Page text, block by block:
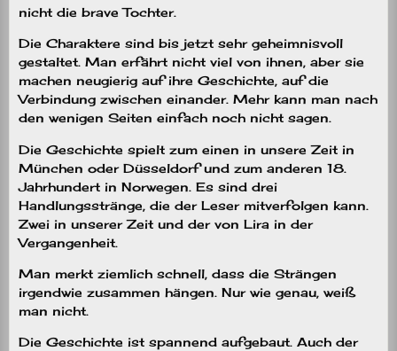
nicht die brave Tochter.
Die Charaktere sind bis jetzt sehr geheimnisvoll
gestaltet. Man erfährt nicht viel von ihnen, aber sie
machen neugierig auf ihre Geschichte, auf die
Verbindung zwischen einander. Mehr kann man nach
den wenigen Seiten einfach noch nicht sagen.
Die Geschichte spielt zum einen in unsere Zeit in
München oder Düsseldorf und zum anderen 18.
Jahrhundert in Norwegen. Es sind drei
Handlungsstränge, die der Leser mitverfolgen kann.
Zwei in unserer Zeit und der von Lira in der
Vergangenheit.
Man merkt ziemlich schnell, dass die Strängen
irgendwie zusammen hängen. Nur wie genau, weiß
man nicht.
Die Geschichte ist spannend aufgebaut. Auch der